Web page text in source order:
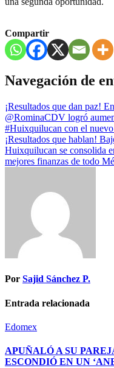
Compartir
Navegación de
¡Resultados que dan paz!
@RominaCDV logró
#Huixquilucan con el
¡Resultados que hablan!
Huixquilucan se consolida
mejores finanzas de todo
Por Sajid Sánchez P.
Entrada relacionada
Edomex
APUÑALÓ A SU
ESCONDIÓ EN UN